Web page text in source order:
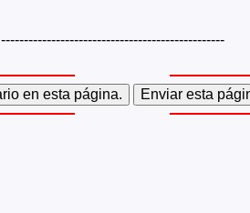
-------------------------------------------------